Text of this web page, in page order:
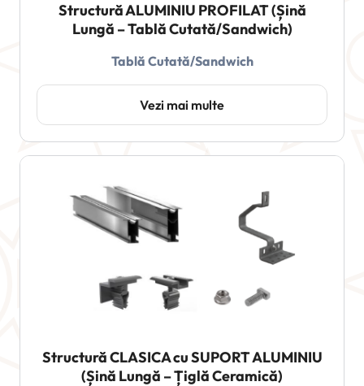
Structură ALUMINIU PROFILAT (Șină
Lungă – Tablă Cutată/Sandwich)
Tablă Cutată/Sandwich
Vezi mai multe
Structură CLASICA cu SUPORT ALUMINIU
(Șină Lungă – Țiglă Ceramică)